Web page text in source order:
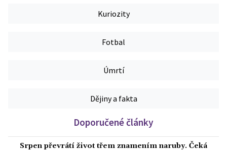
Kuriozity
Fotbal
Úmrtí
Dějiny a fakta
Doporučené články
Srpen převrátí život třem znamením naruby. Čeká